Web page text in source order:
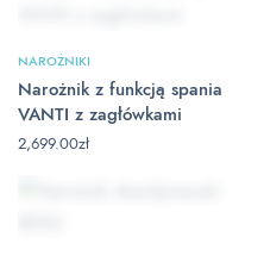
NAROŻNIKI
Narożnik z funkcją spania
VANTI z zagłówkami
2,699.00zł